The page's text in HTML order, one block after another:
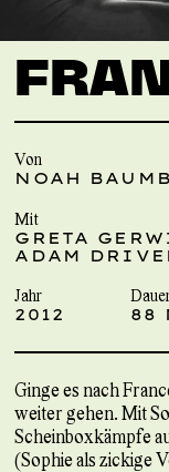
Von
NOAH
Mit
GRETA
ADAM
Jahr
2012 88
Ginge es nach
weiter gehen. Mit
Scheinboxkämpfe
(Sophie als zickige